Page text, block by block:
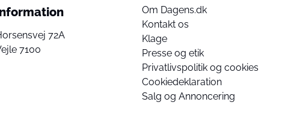
72A
7100
Om Dagens.dk
Kontakt os
Klage
Presse og etik
Privatlivspolitik og cookies
Cookiedeklaration
Salg og Annoncering